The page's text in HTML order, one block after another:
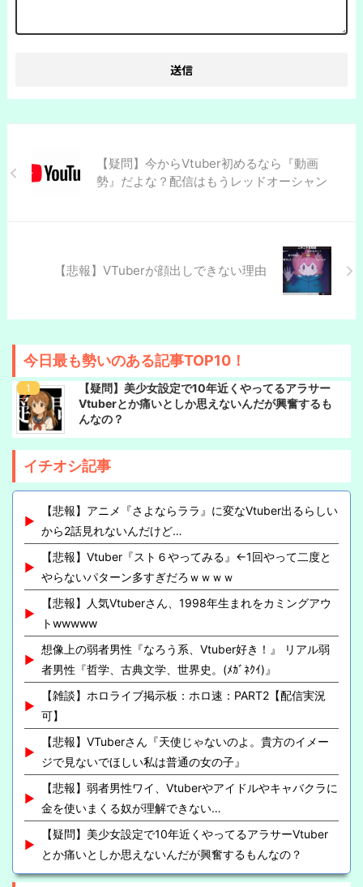
【疑問】今からVtuber初めるなら『動画
勢』だよな？配信はもうレッドオーシャン
【悲報】VTuberが顔出しできない理由
今日最も勢いのある記事TOP10！
【疑問】美少女設定で10年近くやってるアラサー
Vtuberとか痛いとしか思えないんだが興奮するも
んなの？
イチオシ記事
【悲報】アニメ『さよならララ』に変なVtuber出るらしい
から2話見れないんだけど…
【悲報】Vtuber『スト６やってみる』←1回やって二度と
やらないパターン多すぎだろｗｗｗｗ
【悲報】人気Vtuberさん、1998年生まれをカミングアウ
トwwwww
想像上の弱者男性『なろう系、Vtuber好き！』 リアル弱
者男性『哲学、古典文学、世界史。(ﾒｶﾞﾈｸｲ)』
【雑談】ホロライブ掲示板：ホロ速：PART2【配信実況
可】
【悲報】VTuberさん『天使じゃないのよ。貴方のイメー
ジで見ないでほしい私は普通の女の子』
【悲報】弱者男性ワイ、Vtuberやアイドルやキャバクラに
金を使いまくる奴が理解できない…
【疑問】美少女設定で10年近くやってるアラサーVtuber
とか痛いとしか思えないんだが興奮するもんなの？